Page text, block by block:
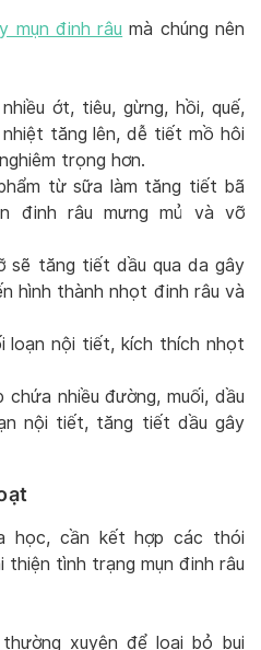
mụn đinh râu mà chúng nên
ớt, tiêu, gừng, hồi, quế,
tăng lên, dễ tiết mồ hôi
trọng hơn.
từ sữa làm tăng tiết bã
đinh râu mưng mủ và vỡ
sẽ tăng tiết dầu qua da gây
hình thành nhọt đinh râu và
loạn nội tiết, kích thích nhọt
nhiều đường, muối, dầu
nội tiết, tăng tiết dầu gây
học, cần kết hợp các thói
thiện tình trạng mụn đinh râu
xuyên để loại bỏ bụi